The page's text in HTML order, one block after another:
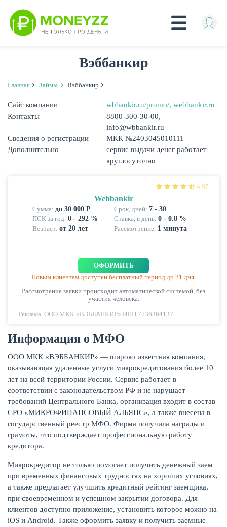
содержанию
КРЕДИТЫ
ЗАЙМЫ
Вэббанкир
Главная Займы Вэббанкир
Сайт компании
wbbankir.ru/promo/, webbankir.ru
Контакты
8800-300-30-00,
info@wbbankir.ru
Сведения о регистрации
МКК №2403045010111
Дополнительно
сервис выдачи денег работает
круглосуточно
4.97
Webbankir
Сумма: до 30 000 Р Срок, дней: 7 - 30
ПСК за год: 0 - 292 % Ставка, в день: 0 - 0.8 %
Возраст: от 20 лет Рассмотрение: 1 минута
ОФОРМИТЬ
Новым клиентам доступен бесплатный период до 21 дня.
Рассмотрение заявки происходит автоматической системой, без
участия человека.
Реклама. ООО МКК «ВЭББАНКИР» ИНН 7736364137
Информация о МФO
ООО МКК «ВЭББАНКИР» — широко известная компания,
оказывающая удаленные услуги микрокредитования более 10
лет на всей территории России. Сервис работает в
соответствии с законодательством РФ и не нарушает
требований Центрального Банка, организация входит в состав
СРО «МИКРОФИНАНСОВЫЙ АЛЬЯНС», а также внесена в
государственный реестр МФО. Фирма получила награды и
грамоты, что подтверждает профессиональную работу
кредитора.
Микрокредитор не только помогает получить денежный заем
при временных финансовых трудностях на хороших условиях,
а также предлагает улучшить кредитный рейтинг заемщика,
при своевременном и успешном закрытии договора. Для
клиентов доступно приложение, установить которое можно на
iOS и Android. Также оформить заявку и получить заемные